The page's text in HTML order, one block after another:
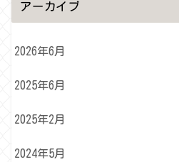
アーカイブ
2026年6月
2025年6月
2025年2月
2024年5月